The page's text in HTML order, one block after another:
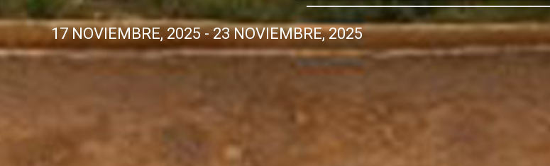
17 NOVIEMBRE, 2025 -23 NOVIEMBRE, 2025